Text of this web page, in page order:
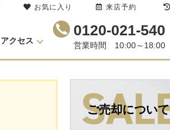
アクセス
0120-021-540
営業時間 10:00～18:00
ご売却について
お気に入り 来店予約